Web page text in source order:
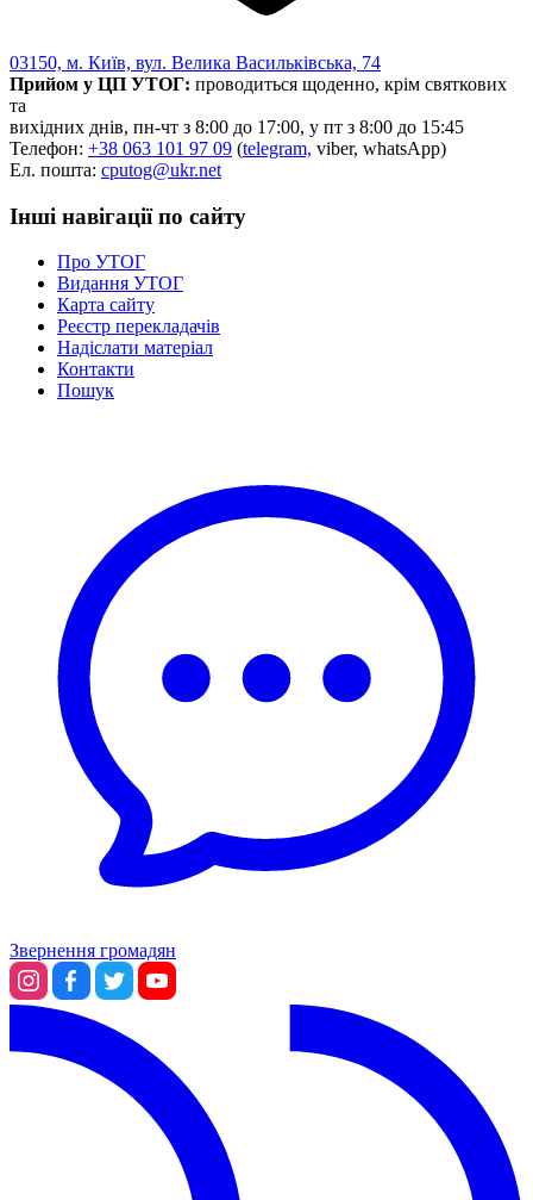
03150, м. Київ, вул. Велика Васильківська, 74
Прийом у ЦП УТОГ: проводиться щоденно, крім святкових
та
вихідних днів, пн-чт з 8:00 до 17:00, у пт з 8:00 до 15:45
Телефон: +38 063 101 97 09 (telegram, viber, whatsApp)
Ел. пошта: cputog@ukr.net
Інші навігації по сайту
Про УТОГ
Видання УТОГ
Карта сайту
Реєстр перекладачів
Надіслати матеріал
Контакти
Пошук
Звернення громадян